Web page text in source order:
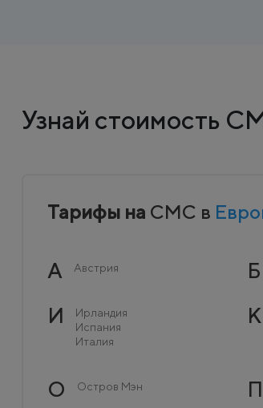
Узнай стоимость
Тарифы на СМС в
А Австрия Б
И
Ирландия
Испания
Италия
К
О Остров Мэн П